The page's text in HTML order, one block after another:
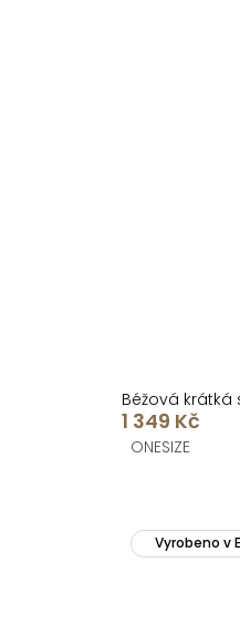
Béžová krátká
1 349 Kč
ONESIZE
Vyrobeno v